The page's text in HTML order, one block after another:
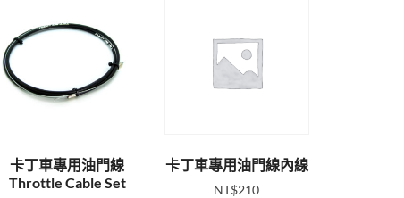
卡丁車專用油門線
Throttle Cable Set
卡丁車專用油門線內線
NT$210